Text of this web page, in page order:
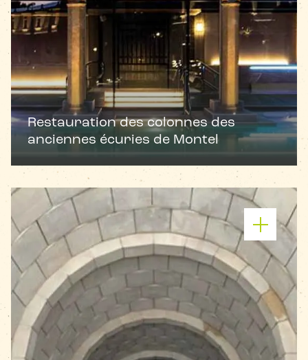
Restauration des colonnes des
anciennes écuries de Montel